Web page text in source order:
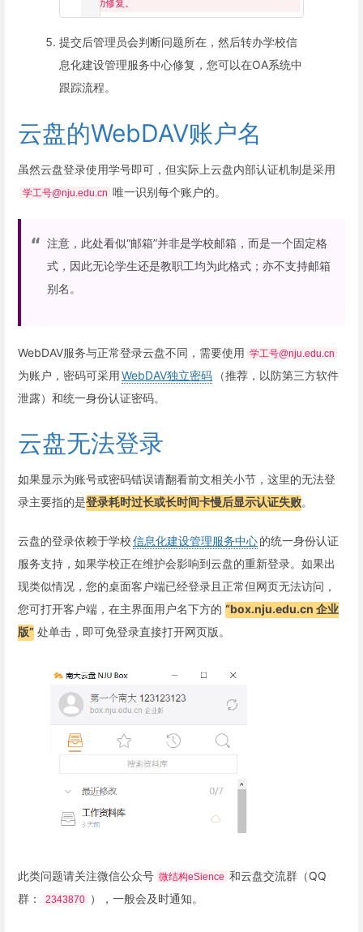
提交后管理员会判断问题所在，然后转办学校信
息化建设管理服务中心修复，您可以在OA系统中
跟踪流程。
云盘的WebDAV账户名
虽然云盘登录使用学号即可，但实际上云盘内部认证机制是采用
学工号@nju.edu.cn 唯一识别每个账户的。
注意，此处看似“邮箱”并非是学校邮箱，而是一个固定格
式，因此无论学生还是教职工均为此格式；亦不支持邮箱
别名。
WebDAV服务与正常登录云盘不同，需要使用 学工号@nju.edu.cn
为账户，密码可采用WebDAV独立密码
（推荐，以防第三方软件
泄露）和统一身份认证密码。
云盘无法登录
如果显示为账号或密码错误请翻看前文相关小节，这里的无法登
录主要指的是登录耗时过长或长时间卡慢后显示认证失败。
云盘的登录依赖于学校信息化建设管理服务中心的统一身份认证
服务支持，如果学校正在维护会影响到云盘的重新登录。如果出
现类似情况，您的桌面客户端已经登录且正常但网页无法访问，
您可打开客户端，在主界面用户名下方的 “box.nju.edu.cn 企业
版” 处单击，即可免登录直接打开网页版。
此类问题请关注微信公众号 微结构eSience 和云盘交流群（QQ
群：
2343870 ），一般会及时通知。